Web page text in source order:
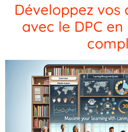
Développez vos
avec le DPC